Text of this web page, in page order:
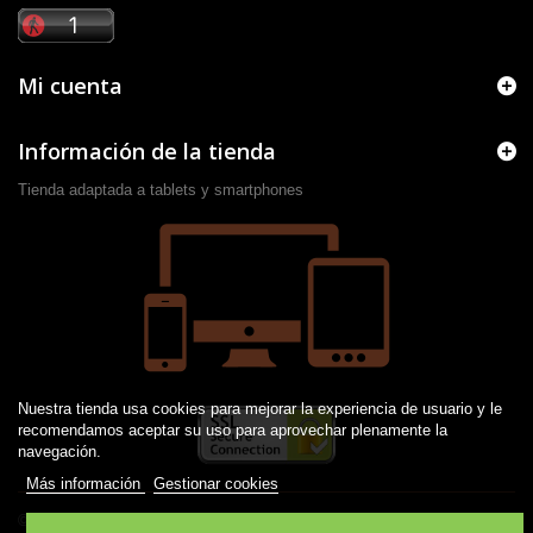
Nuestra tienda usa cookies para mejorar la experiencia de usuario y le
recomendamos aceptar su uso para aprovechar plenamente la
navegación.
Más información
Gestionar cookies
Mi cuenta
Información de la tienda
Tienda adaptada a tablets y smartphones